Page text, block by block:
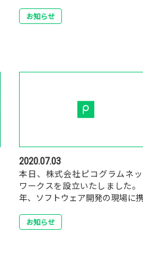
お知らせ
2020.07.03
本日、株式会社ピコグラムネ
ワークスを設立いたしました。
年、ソフトウェア開発の現場に
お知らせ